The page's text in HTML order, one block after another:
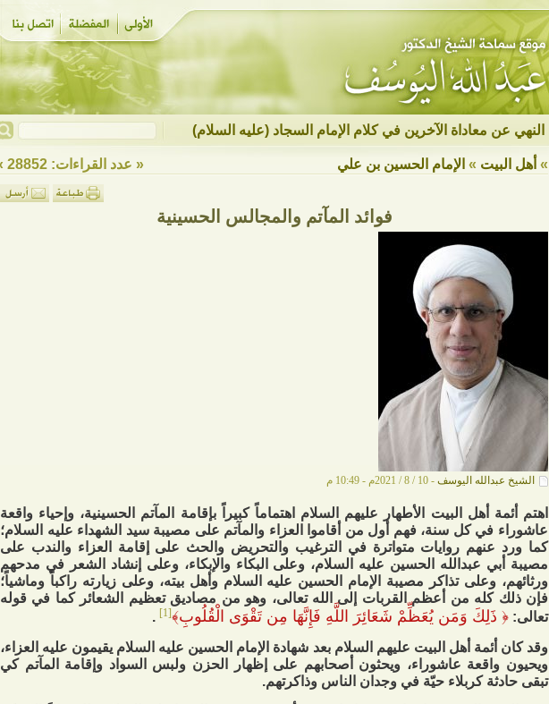
النهي عن معاداة الآخرين في كلام الإمام السجاد (عليه السلام)
« عدد القراءات: 28852 » » أهل البيت » الإمام الحسين بن علي
فوائد المآتم والمجالس الحسينية
الشيخ عبدالله اليوسف - 10 / 8 / 2021م - 10:49 م
اهتم أئمة أهل البيت الأطهار عليهم السلام اهتماماً كبيراً بإقامة المآتم الحسينية، وإحياء واقعة
عاشوراء في كل سنة، فهم أول من أقاموا العزاء والمآتم على مصيبة سيد الشهداء عليه السلام؛
كما ورد عنهم روايات متواترة في الترغيب والتحريض والحث على إقامة العزاء والندب على
مصيبة أبي عبدالله الحسين عليه السلام، وعلى البكاء والإبكاء، وعلى إنشاد الشعر في مدحهم
ورثائهم، وعلى تذاكر مصيبة الإمام الحسين عليه السلام وأهل بيته، وعلى زيارته راكباً وماشياً؛
فإن ذلك كله من أعظم القربات إلى الله تعالى، وهو من مصاديق تعظيم الشعائر كما في قوله
تعالى: ﴿ ذَلِكَ وَمَن يُعَظِّمْ شَعَائِرَ اللَّهِ فَإِنَّهَا مِن تَقْوَى الْقُلُوبِ﴾[1]
.
وقد كان أئمة أهل البيت عليهم السلام بعد شهادة الإمام الحسين عليه السلام يقيمون عليه العزاء،
ويحيون واقعة عاشوراء، ويحثون أصحابهم على إظهار الحزن ولبس السواد وإقامة المآتم كي
تبقى حادثة كربلاء حيّة في وجدان الناس وذاكرتهم.